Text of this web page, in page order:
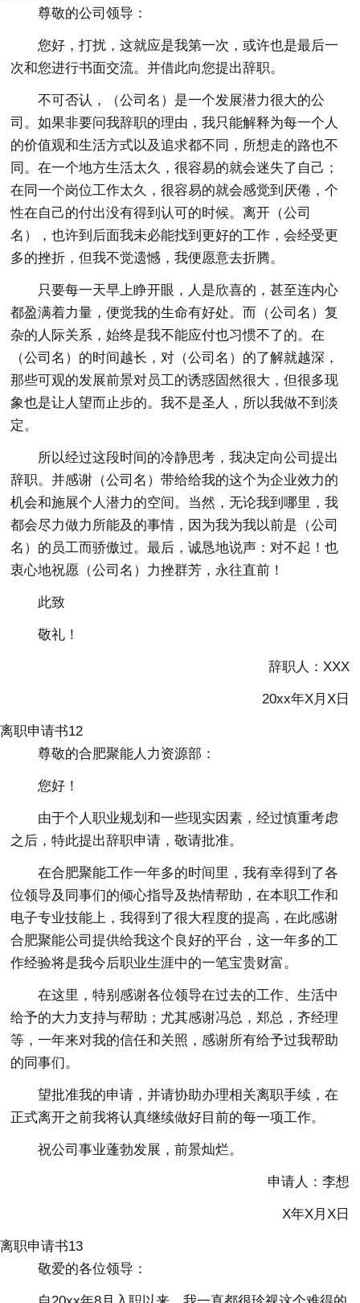
尊敬的公司领导：
您好，打扰，这就应是我第一次，或许也是最后一
次和您进行书面交流。并借此向您提出辞职。
不可否认，（公司名）是一个发展潜力很大的公
司。如果非要问我辞职的理由，我只能解释为每一个人
的价值观和生活方式以及追求都不同，所想走的路也不
同。在一个地方生活太久，很容易的就会迷失了自己；
在同一个岗位工作太久，很容易的就会感觉到厌倦，个
性在自己的付出没有得到认可的时候。离开（公司
名），也许到后面我未必能找到更好的工作，会经受更
多的挫折，但我不觉遗憾，我便愿意去折腾。
只要每一天早上睁开眼，人是欣喜的，甚至连内心
都盈满着力量，便觉我的生命有好处。而（公司名）复
杂的人际关系，始终是我不能应付也习惯不了的。在
（公司名）的时间越长，对（公司名）的了解就越深，
那些可观的发展前景对员工的诱惑固然很大，但很多现
象也是让人望而止步的。我不是圣人，所以我做不到淡
定。
所以经过这段时间的冷静思考，我决定向公司提出
辞职。并感谢（公司名）带给给我的这个为企业效力的
机会和施展个人潜力的空间。当然，无论我到哪里，我
都会尽力做力所能及的事情，因为我为我以前是（公司
名）的员工而骄傲过。最后，诚恳地说声：对不起！也
衷心地祝愿（公司名）力挫群芳，永往直前！
此致
敬礼！
辞职人：XXX
20xx年X月X日
离职申请书12
尊敬的合肥聚能人力资源部：
您好！
由于个人职业规划和一些现实因素，经过慎重考虑
之后，特此提出辞职申请，敬请批准。
在合肥聚能工作一年多的时间里，我有幸得到了各
位领导及同事们的倾心指导及热情帮助，在本职工作和
电子专业技能上，我得到了很大程度的提高，在此感谢
合肥聚能公司提供给我这个良好的平台，这一年多的工
作经验将是我今后职业生涯中的一笔宝贵财富。
在这里，特别感谢各位领导在过去的工作、生活中
给予的大力支持与帮助；尤其感谢冯总，郑总，齐经理
等，一年来对我的信任和关照，感谢所有给予过我帮助
的同事们。
望批准我的申请，并请协助办理相关离职手续，在
正式离开之前我将认真继续做好目前的每一项工作。
祝公司事业蓬勃发展，前景灿烂。
申请人：李想
X年X月X日
离职申请书13
敬爱的各位领导：